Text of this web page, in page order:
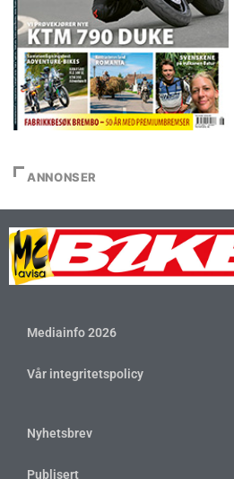
ANNONSER
Mediainfo 2026
Vår integritetspolicy
Nyhetsbrev
Publisert